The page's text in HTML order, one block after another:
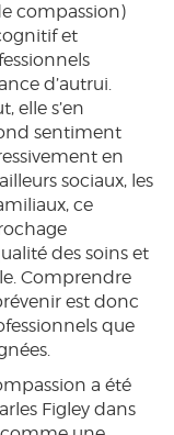
compassion)
et
d’autrui.
elle s’en
sentiment
en
sociaux, les
ce
des soins et
Comprendre
est donc
que
a été
Figley dans